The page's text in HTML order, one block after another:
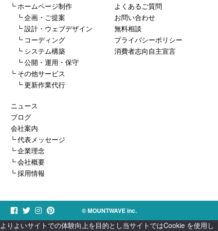
ホームページ制作
企画・ご提案
設計・ウェブデザイン
コーディング
システム構築
公開・運用・保守
その他サービス
更新作業代行
よくあるご質問
お問い合わせ
無料相談
プライバシーポリシー
消費者志向自主宣言
ニュース
ブログ
会社案内
代表メッセージ
企業理念
会社概要
採用情報
© MOUNTWAVE inc.
よりよいサイトでの体験向上を目的とし当サイトではCookie を使用し